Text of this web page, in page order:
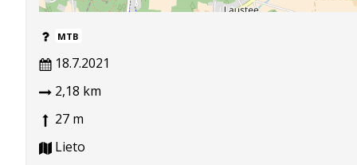
MTB
18.7.2021
2,18 km
27 m
Lieto